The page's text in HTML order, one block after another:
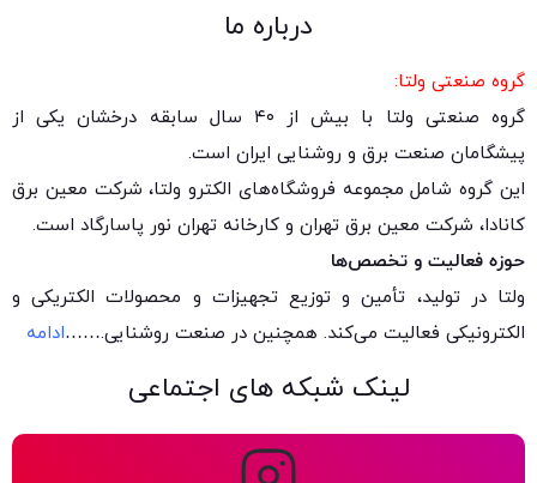
درباره ما
گروه صنعتی ولتا:
گروه صنعتی ولتا با بیش از ۴۰ سال سابقه درخشان یکی از
پیشگامان صنعت برق و روشنایی ایران است.
این گروه شامل مجموعه فروشگاه‌های الکترو ولتا، شرکت معین برق
کانادا، شرکت معین برق تهران و کارخانه تهران نور پاسارگاد است.
حوزه فعالیت و تخصص‌ها
ولتا در تولید، تأمین و توزیع تجهیزات و محصولات الکتریکی و
الکترونیکی فعالیت می‌کند. همچنین در صنعت روشنایی.……ادامه
لینک شبکه های اجتماعی